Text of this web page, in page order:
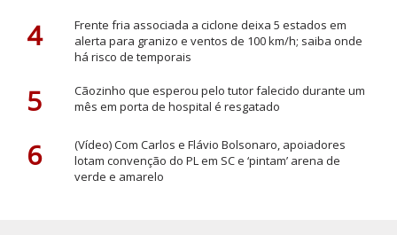
4
Frente fria associada a ciclone deixa 5 estados em
alerta para granizo e ventos de 100 km/h; saiba onde
há risco de temporais
5
Cãozinho que esperou pelo tutor falecido durante um
mês em porta de hospital é resgatado
6
(Vídeo) Com Carlos e Flávio Bolsonaro, apoiadores
lotam convenção do PL em SC e ‘pintam’ arena de
verde e amarelo